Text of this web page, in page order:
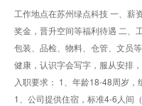
工作地点在苏州绿点科技 一、薪
奖金，晋升空间等福利待遇 二、
包装、品检、物料、仓管、文员
健康，认识字会写字，服从安排
入职要求： 1、年龄18-48周岁
1、公司提供住宿，标准4-6人间